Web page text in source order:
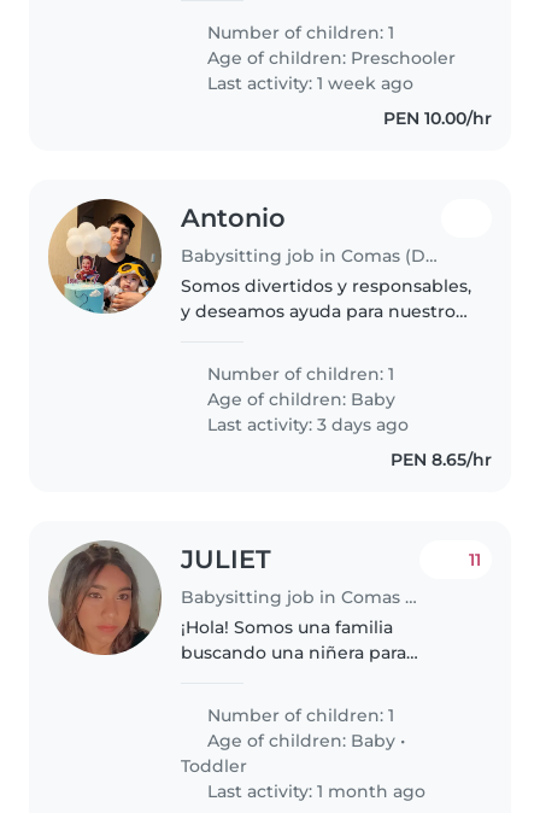
tenemos a nadie al cuidado de la
persona accidentada
Number of children: 1
Age of children: Preschooler
Last activity: 1 week ago
PEN 10.00/hr
Antonio
Babysitting job in Comas (Departamento de Lima)
Somos divertidos y responsables,
y deseamos ayuda para nuestro
Number of children: 1
Age of children: Baby
Last activity: 3 days ago
PEN 8.65/hr
JULIET
Babysitting job in Comas (Departamento de Lima)
11
¡Hola! Somos una familia
buscando una niñera para
ella es un poco independiente y
llena de energía. Necesitamos a
alguien cómodo con mascotas,
cocina,..
Number of children: 1
Age of children: Baby •
Toddler
Last activity: 1 month ago